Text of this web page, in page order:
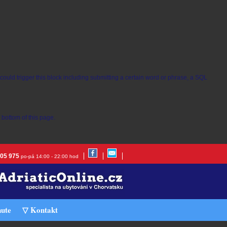
trigger this block including submitting a certain word or phrase, a SQL
of this page.
975 po-pá 14:00 - 22:00 hod
▽ Kontakt